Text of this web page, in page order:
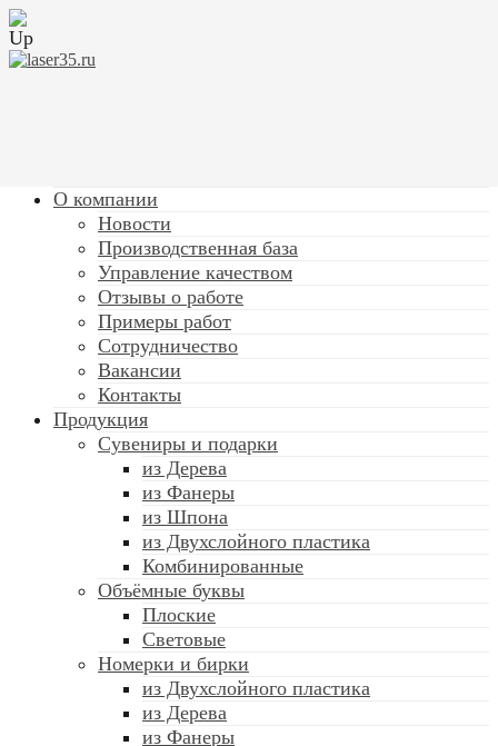
О компании
Новости
Производственная база
Управление качеством
Отзывы о работе
Примеры работ
Сотрудничество
Вакансии
Контакты
Продукция
Сувениры и подарки
из Дерева
из Фанеры
из Шпона
из Двухслойного пластика
Комбинированные
Объёмные буквы
Плоские
Световые
Номерки и бирки
из Двухслойного пластика
из Дерева
из Фанеры